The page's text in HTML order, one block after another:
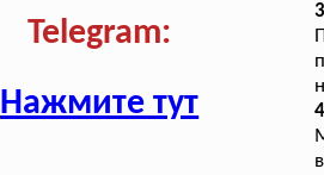
Telegram:
Нажмите тут